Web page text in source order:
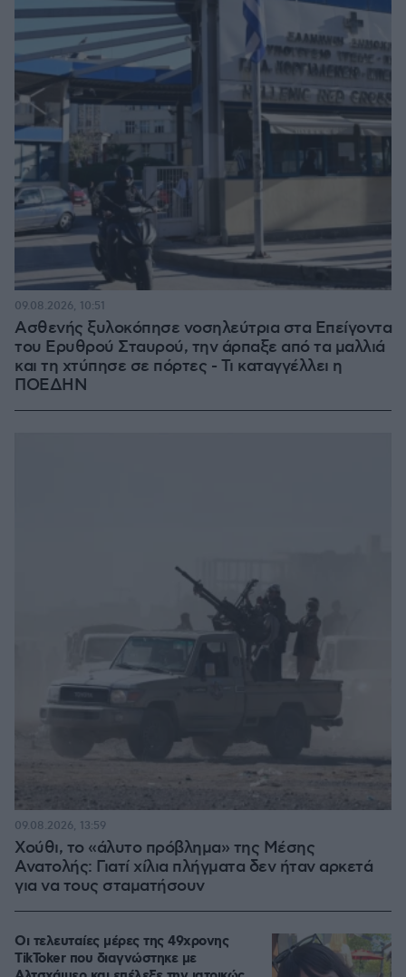
Ασθενής ξυλοκόπησε νοσηλεύτρια στα Επείγοντα
του Ερυθρού Σταυρού, την άρπαξε από τα μαλλιά
και τη χτύπησε σε πόρτες - Τι καταγγέλλει η
ΠΟΕΔΗΝ
09.08.2026, 10:51
Χούθι, το «άλυτο πρόβλημα» της Μέσης
Ανατολής: Γιατί χίλια πλήγματα δεν ήταν αρκετά
για να τους σταματήσουν
09.08.2026, 13:59
Οι τελευταίες μέρες της 49χρονης
TikToker που διαγνώστηκε με